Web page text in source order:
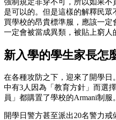
是可以的。但是這樣的解釋民
買學校的昂貴標準服，應該一
一定會被當成異類，被貼上窮人
新入學的學生家長怎
在各種攻防之下，迎來了開學
中有3人因為「教育方針」而選
員」都購置了學校的Armani制
開學日警方甚至派出20名警力